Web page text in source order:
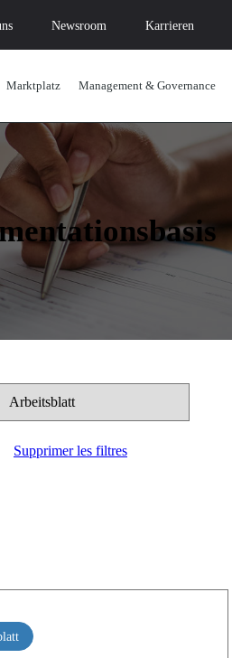
Newsroom Karrieren
Marktplatz Management & Governance
Supprimer les filtres